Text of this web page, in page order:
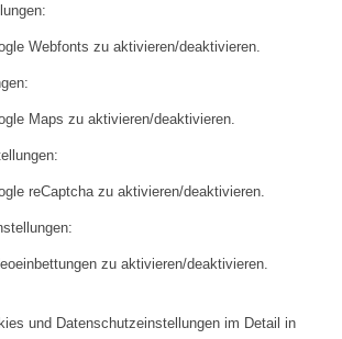
Webfonts zu aktivieren/deaktivieren.
Maps zu aktivieren/deaktivieren.
reCaptcha zu aktivieren/deaktivieren.
zu aktivieren/deaktivieren.
und Datenschutzeinstellungen im Detail in